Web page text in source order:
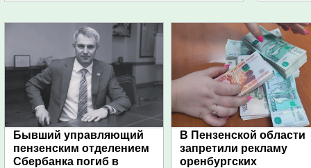
Бывший управляющий
пензенским отделением
Сбербанка погиб в
В Пензенской области
запретили рекламу
оренбургских